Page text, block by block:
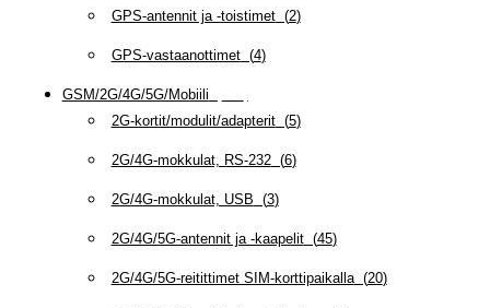
GPS-antennit ja -toistimet(2)
GPS-vastaanottimet(4)
GSM/2G/4G/5G/Mobiili
2G-kortit/modulit/adapterit(5)
2G/4G-mokkulat, RS-232(6)
2G/4G-mokkulat, USB (3)
2G/4G/5G-antennit ja -kaapelit(45)
2G/4G/5G-reitittimet SIM-korttipaikalla(20)